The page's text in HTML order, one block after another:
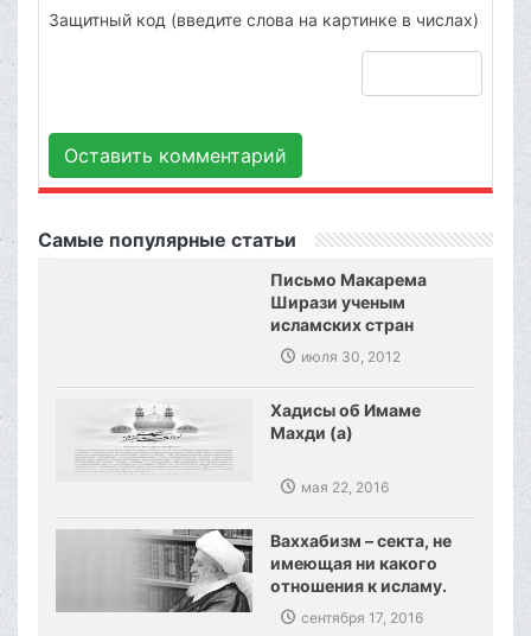
Защитный код (введите слова на картинке в числах)
Оставить комментарий
Самые популярные статьи
Письмо Макарема
Ширази ученым
исламских стран
июля 30, 2012
Хадисы об Имаме
Махди (а)
мая 22, 2016
Ваххабизм – секта, не
имеющая ни какого
отношения к исламу.
Созданы предпосылки,
сокрушения
сентября 17, 2016